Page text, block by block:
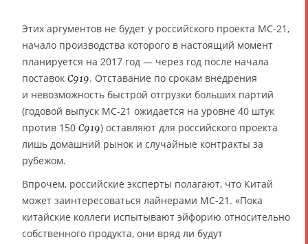
Этих аргументов не будет у российского проекта МС-21,
начало производства которого в настоящий момент
планируется на 2017 год — через год после начала
поставок C919. Отставание по срокам внедрения
и невозможность быстрой отгрузки больших партий
(годовой выпуск МС-21 ожидается на уровне 40 штук
против 150 C919) оставляют для российского проекта
лишь домашний рынок и случайные контракты за
рубежом.
Впрочем, российские эксперты полагают, что Китай
может заинтересоваться лайнерами МС-21. «Пока
китайские коллеги испытывают эйфорию относительно
собственного продукта, они вряд ли будут